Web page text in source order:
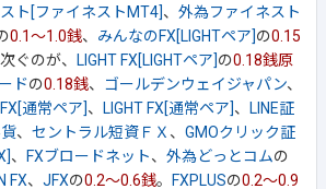
ト[ファイネストMT4]、 外為ファイネスト
0.1～1.0銭、 みんなのFX[LIGHTペア]の0.15
ぐのが、 LIGHT FX[LIGHTペア]の0.18銭原
ドの0.18銭、 ゴールデンウェイジャパン、
通常ペア]、 LIGHT FX[通常ペア]、
LINE証
、 セントラル短資ＦＸ 、 GMOクリック証
、 FXブロードネット、 外為どっとコムの
FX、 JFXの0.2～0.6銭。 FXPLUSの0.2～0.9